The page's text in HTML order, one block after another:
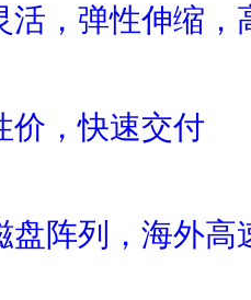
活，弹性伸缩，
价，快速交付
盘阵列，海外高